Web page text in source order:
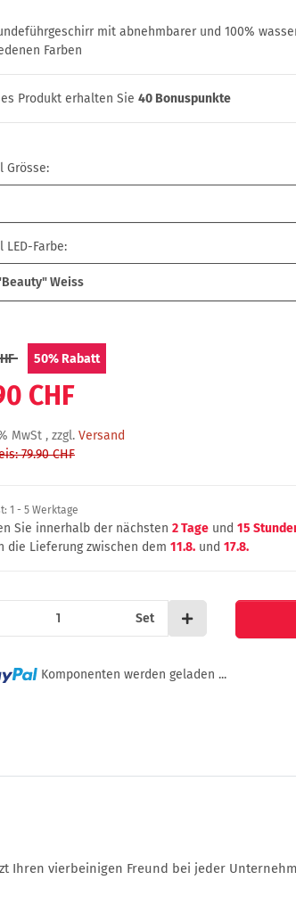
mit abnehmbarer und 100%
Farben
Produkt erhalten Sie 40 Bonuspunkte
Grösse:
LED-Farbe:
Weiss
50% Rabatt
CHF
MwSt , zzgl. Versand
79.90 CHF
1 - 5 Werktage
Sie innerhalb der nächsten 2 Tage und 15
die Lieferung zwischen dem 11.8. und 17.8.
Set
Komponenten werden geladen ...
vierbeinigen Freund bei jeder